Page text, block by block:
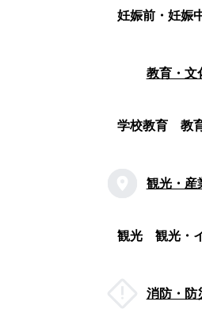
妊娠前・妊娠
教育・文
学校教育 教
観光・産
観光 観光・
消防・防